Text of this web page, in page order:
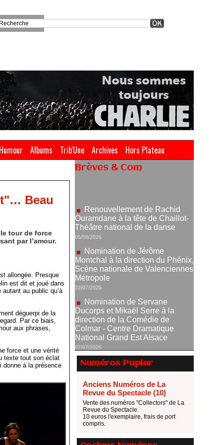
Humour Albums Trib'Une Archives Hors Plateau
Beau
tour de force
par l’amour.
allongée. Presque
est dit et joué dans
au public qu’à
déguerpi de la
Par ce biais,
aux phrases,
force et une vérité
texte tout son éclat
donne à la présence
Brèves & Com
Nomination de Jérôme
Montchal à la direction du Phénix,
Scène nationale de Valenciennes
22/07/2026
Nomination de Servane
Ducorps et Mikaël Serre à la
direction de la Comédie de
National Grand Est Alsace
07/07/2026
Thomas Jolly et Laëtitia
Guédon nommés à la direction du
TNP
02/07/2026
Fonds SACD Théâtre : les
23/06/2026
Dispositif ARTCENA Écrire
pour le cirque, les lauréats 2026 !
20/06/2026
Numéros Papier
Anciens Numéros de La
Revue du Spectacle (10)
Vente des numéros "Collectors" de La
Revue du Spectacle.
10 euros l'exemplaire, frais de port
compris.